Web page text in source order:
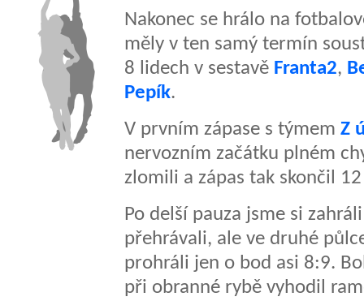
Nakonec se hrálo na
měly v ten samý termín
8 lidech v sestavě Franta2,
Pepík.
V prvním zápase s týmem Z
nervozním začátku plném
zlomili a zápas tak skončil
Po delší pauza jsme si
přehrávali, ale ve druhé
prohráli jen o bod asi 8:9.
při obranné rybě vyhodil